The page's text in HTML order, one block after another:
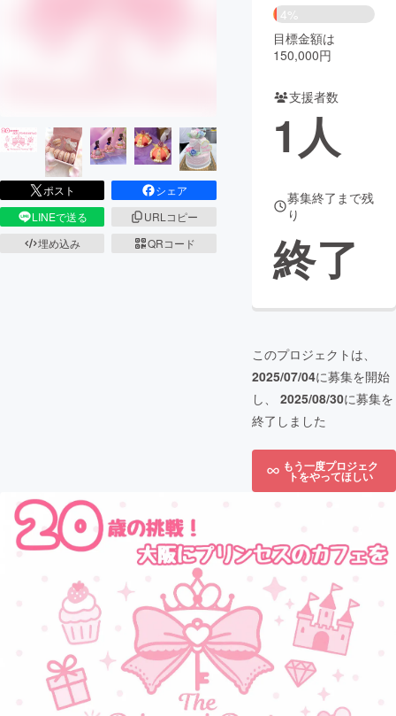
CAMPFIRE Creation
コミュニティ
ポスト
シェア
LINEで送る
URLコピー
埋め込み
QRコード
4%
目標金額は
150,000円
支援者数
1人
募集終了まで残
り
終了
このプロジェクトは、
2025/07/04に募集を開始
し、 2025/08/30に募集を
終了しました
もう一度プロジェク
トをやってほしい